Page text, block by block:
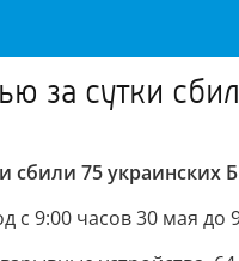
за сутки
сбили 75 украинских
с 9:00 часов 30 мая